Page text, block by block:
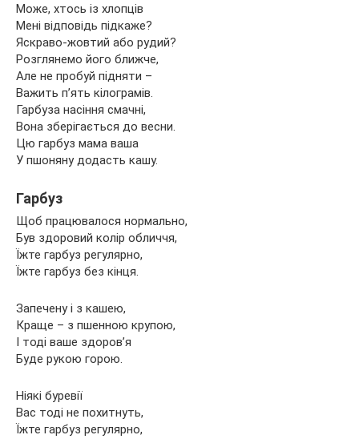
Може, хтось із хлопців
Мені відповідь підкаже?
Яскраво-жовтий або рудий?
Розглянемо його ближче,
Але не пробуй підняти –
Важить п’ять кілограмів.
Гарбуза насіння смачні,
Вона зберігається до весни.
Цю гарбуз мама ваша
У пшоняну додасть кашу.
Гарбуз
Щоб працювалося нормально,
Був здоровий колір обличчя,
Їжте гарбуз регулярно,
Їжте гарбуз без кінця.
Запечену і з кашею,
Краще – з пшенною крупою,
І тоді ваше здоров’я
Буде рукою горою.
Ніякі буревії
Вас тоді не похитнуть,
Їжте гарбуз регулярно,